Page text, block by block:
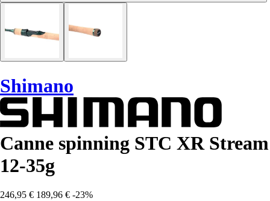
Shimano
Canne spinning STC XR Stream
12-35g
246,95 € 189,96 € -23%